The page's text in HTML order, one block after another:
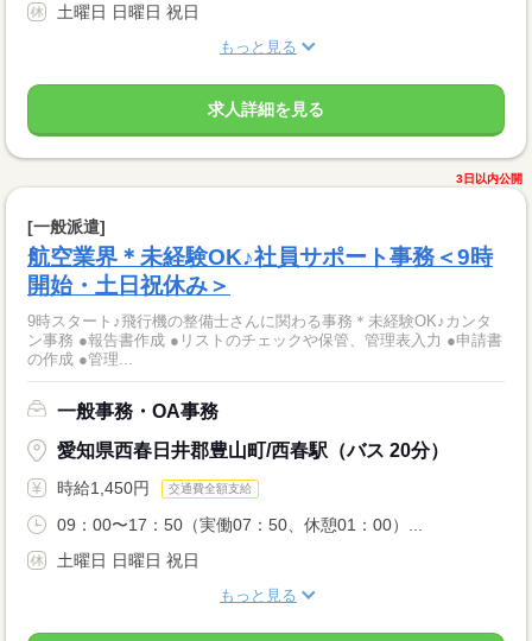
土曜日 日曜日 祝日
もっと見る
求人詳細を見る
3日以内公開
[一般派遣]
航空業界＊未経験OK♪社員サポート事務＜9時
開始・土日祝休み＞
9時スタート♪飛行機の整備士さんに関わる事務＊未経験OK♪カンタ
ン事務 ●報告書作成 ●リストのチェックや保管、管理表入力 ●申請書
の作成 ●管理...
一般事務・OA事務
愛知県西春日井郡豊山町/西春駅（バス 20分）
時給1,450円 交通費全額支給
09：00〜17：50（実働07：50、休憩01：00）...
土曜日 日曜日 祝日
もっと見る